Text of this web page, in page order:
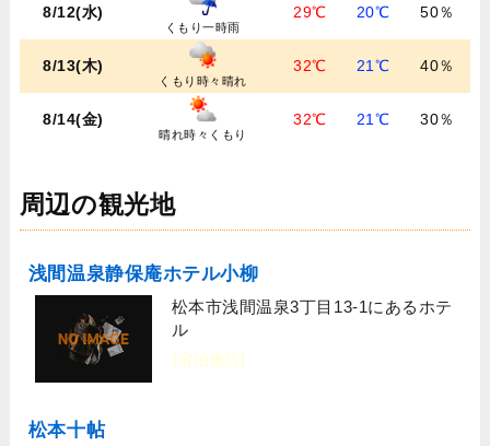
8/12(水)
くもり一時雨
29℃ 20℃ 50％
8/13(木)
くもり時々晴れ
32℃ 21℃ 40％
8/14(金)
晴れ時々くもり
32℃ 21℃ 30％
周辺の観光地
浅間温泉静保庵ホテル小柳
松本市浅間温泉3丁目13-1にあるホテ
ル
[宿泊施設]
松本十帖